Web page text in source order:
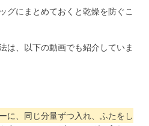
グにまとめておくと乾燥を防ぐこ
は、以下の動画でも紹介していま
に、同じ分量ずつ入れ、ふたをし